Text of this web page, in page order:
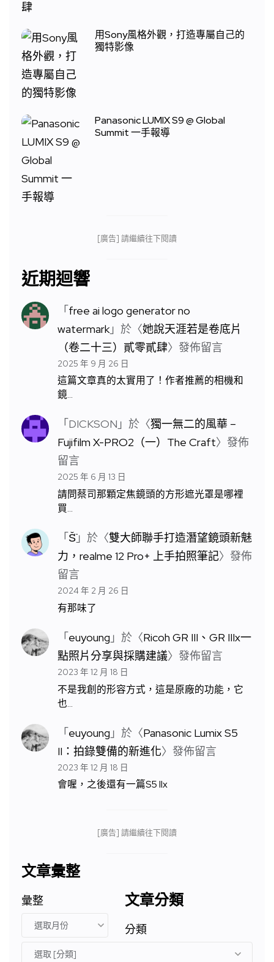
用Sony風格外觀，打造專屬自己的
獨特影像
Panasonic LUMIX S9 @ Global
Summit 一手報導
[廣告] 請繼續往下閱讀
近期迴響
「free ai logo generator no
watermark」於〈她說天涯若是卷底片
（卷二十三）貳零貳肆〉發佈留言
2025 年 9 月 26 日
這篇文章真的太實用了！作者推薦的相機和
鏡…
「DICKSON 」於〈獨一無二的風華 –
Fujifilm X-PRO2（一）The Craft〉發佈
留言
2025 年 6 月 13 日
請問蔡司那顆定焦鏡頭的方形遮光罩是哪裡
買…
「S̆̈」於〈雙大師聯手打造潛望鏡頭新魅
力，realme 12 Pro+ 上手拍照筆記〉發佈
留言
2024 年 2 月 26 日
有那味了
「euyoung 」於〈Ricoh GR III、GR IIIx一
點照片分享與採購建議〉發佈留言
2023 年 12 月 18 日
不是我創的形容方式，這是原廠的功能，它
也…
「euyoung 」於〈Panasonic Lumix S5
II：拍錄雙備的新進化〉發佈留言
2023 年 12 月 18 日
會喔，之後還有一篇S5 IIx
[廣告] 請繼續往下閱讀
文章彙整
彙整 文章分類
分類